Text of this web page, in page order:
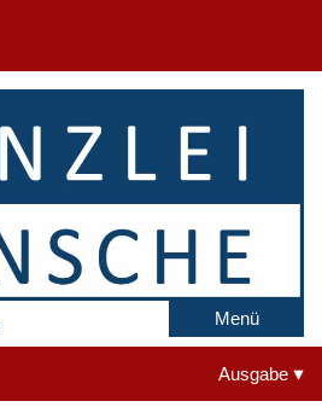
Menü
Ausgabe